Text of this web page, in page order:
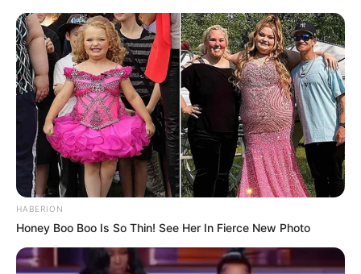
HABERION
Honey Boo Boo Is So Thin! See Her In Fierce New Photo